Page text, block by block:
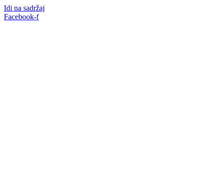
Idi na sadržaj
Facebook-f